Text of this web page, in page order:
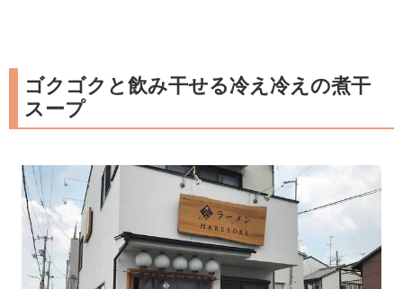
ゴクゴクと飲み干せる冷え冷えの煮干
スープ